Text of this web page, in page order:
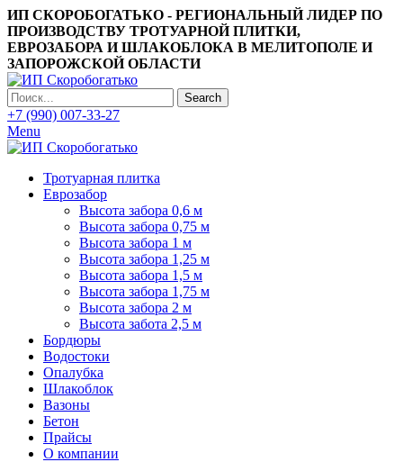
ИП СКОРОБОГАТЬКО - РЕГИОНАЛЬНЫЙ ЛИДЕР ПО
ПРОИЗВОДСТВУ ТРОТУАРНОЙ ПЛИТКИ,
ЕВРОЗАБОРА И ШЛАКОБЛОКА В МЕЛИТОПОЛЕ И
ЗАПОРОЖСКОЙ ОБЛАСТИ
Search
+7 (990) 007-33-27
Menu
Тротуарная плитка
Еврозабор
Высота забора 0,6 м
Высота забора 0,75 м
Высота забора 1 м
Высота забора 1,25 м
Высота забора 1,5 м
Высота забора 1,75 м
Высота забора 2 м
Высота забота 2,5 м
Бордюры
Водостоки
Опалубка
Шлакоблок
Вазоны
Бетон
Прайсы
О компании